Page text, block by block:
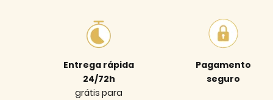
Entrega rápida
24/72h
grátis para
Pagamento
seguro